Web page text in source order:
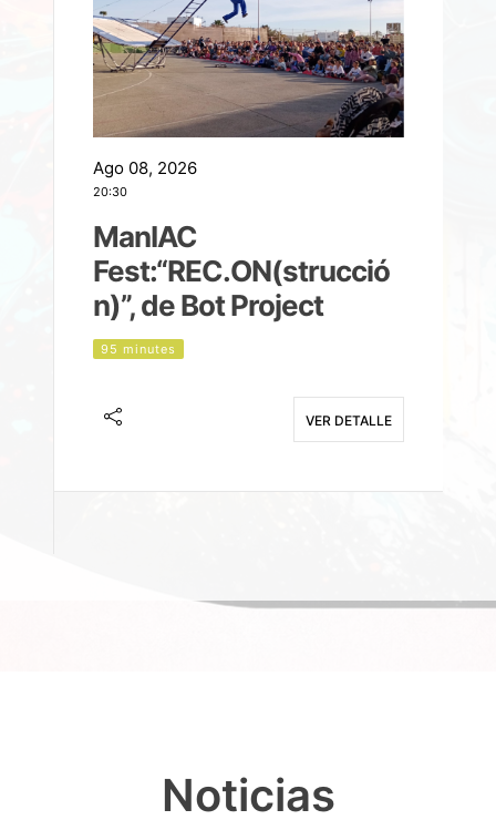
Ago 08, 2026
20:30
ManIAC
Fest:“REC.ON(strucció
n)”, de Bot Project
95 minutes
VER DETALLE
Noticias